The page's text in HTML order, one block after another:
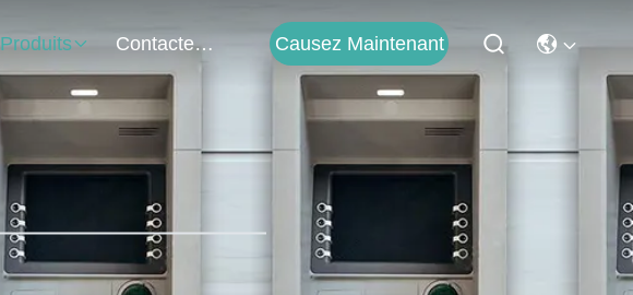
Produits Contactez-Nous Causez Maintenant